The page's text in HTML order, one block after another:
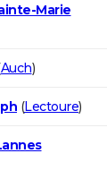
Marie
Auch)
(Lectoure)